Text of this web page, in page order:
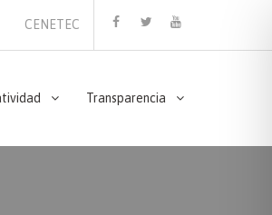
CENETEC
Transparencia